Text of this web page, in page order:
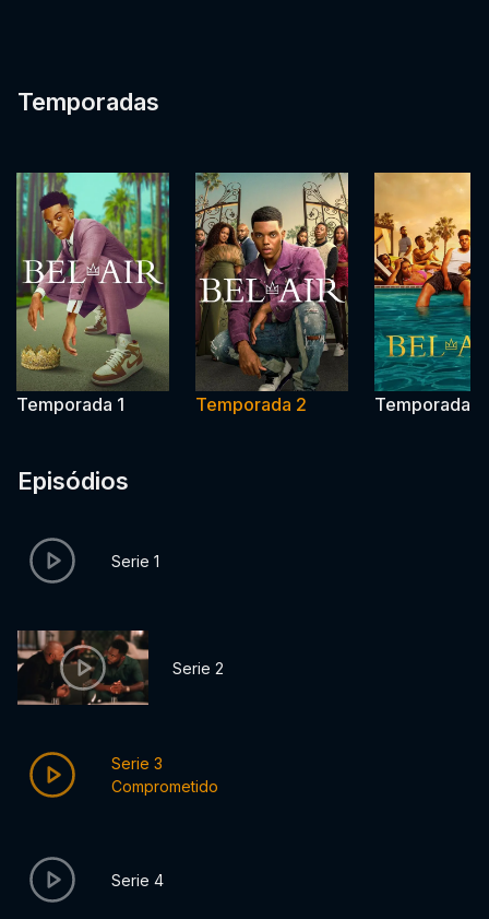
Temporadas
Temporada 1 Temporada 2 Temporada 3
Episódios
Serie 1
Serie 2
Serie 3
Comprometido
Serie 4